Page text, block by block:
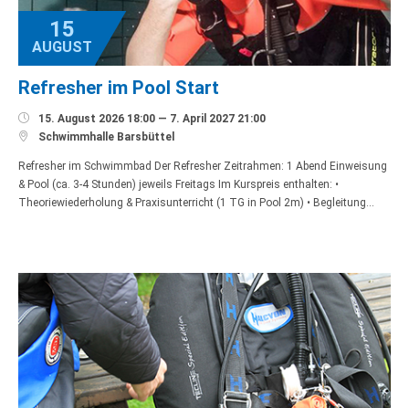
15
AUGUST
Refresher im Pool Start
 15. August 2026 18:00 — 7. April 2027 21:00
 Schwimmhalle Barsbüttel
Refresher im Schwimmbad Der Refresher Zeitrahmen: 1 Abend Einweisung
& Pool (ca. 3-4 Stunden) jeweils Freitags Im Kurspreis enthalten: •
Theoriewiederholung & Praxisunterricht (1 TG in Pool 2m) • Begleitung…